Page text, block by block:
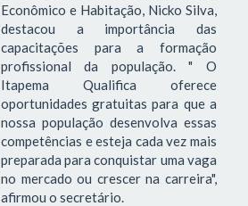
Econômico e Habitação, Nicko Silva,
destacou a importância das
capacitações para a formação
profissional da população. " O
Itapema Qualifica oferece
oportunidades gratuitas para que a
nossa população desenvolva essas
competências e esteja cada vez mais
preparada para conquistar uma vaga
no mercado ou crescer na carreira",
afirmou o secretário.